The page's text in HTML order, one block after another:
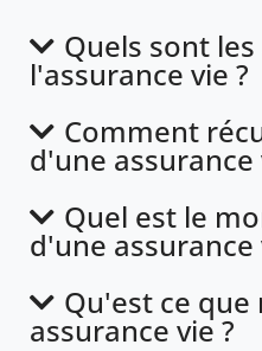
Quels sont
l'assurance vie ?
Comment
d'une assurance
Quel est le
d'une assurance
Qu'est ce
assurance vie ?